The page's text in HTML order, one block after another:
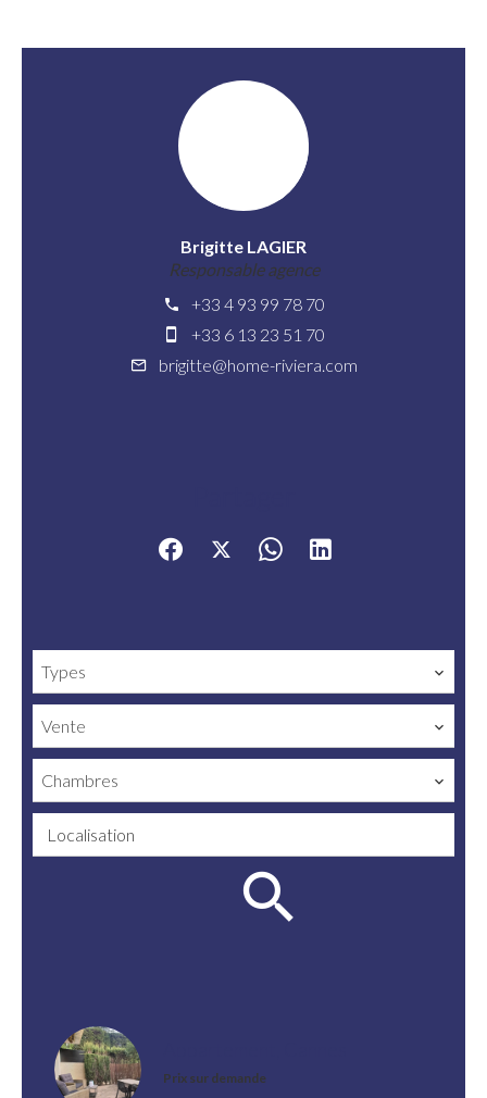
Brigitte LAGIER
Responsable agence
+33 4 93 99 78 70
+33 6 13 23 51 70
brigitte@home-riviera.com
Types
Vente
Chambres
Localisation
Prix sur demande